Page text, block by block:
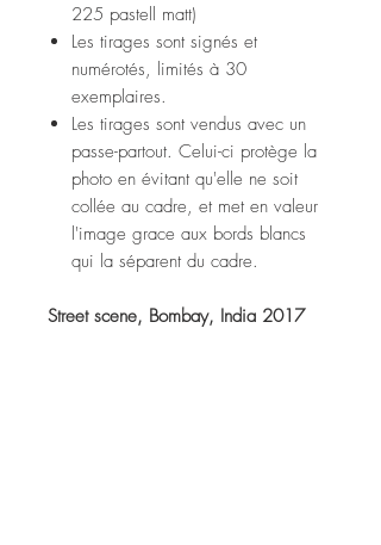
225 pastell matt)
Les tirages sont signés et
numérotés, limités à 30
exemplaires.
Les tirages sont vendus avec un
passe-partout. Celui-ci protège la
photo en évitant qu'elle ne soit
collée au cadre, et met en valeur
l'image grace aux bords blancs
qui la séparent du cadre.
Street scene, Bombay, India 2017